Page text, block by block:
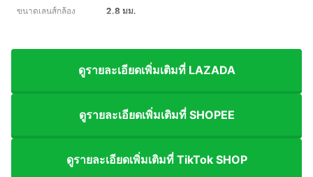
ขนาดเลนส์กล้อง 2.8 มม.
ดูรายละเอียดเพิ่มเติมที่ LAZADA
ดูรายละเอียดเพิ่มเติมที่ SHOPEE
ดูรายละเอียดเพิ่มเติมที่ TikTok SHOP